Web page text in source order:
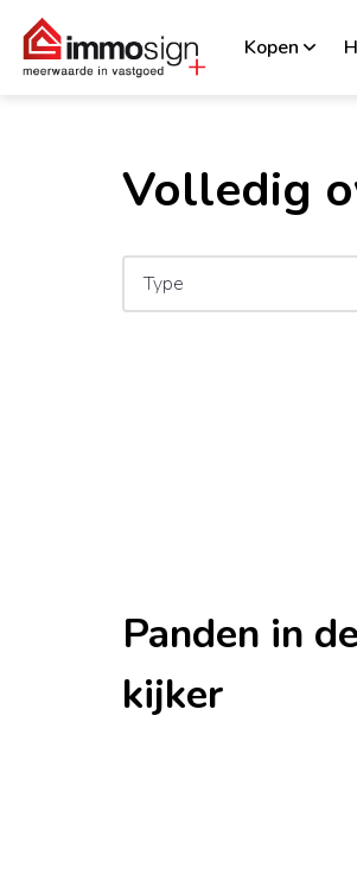
Kopen
Volledig
Type
Panden in de
kijker